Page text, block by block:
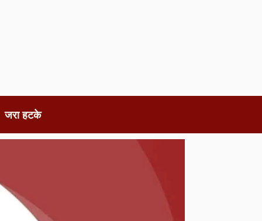
जरा हटके